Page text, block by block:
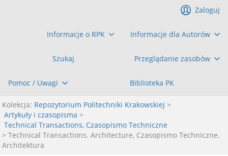
Informacje o RPK Informacje dla Autorów
Szukaj Przeglądanie zasobów
Pomoc / Uwagi Biblioteka PK
Zaloguj
Kolekcja: Repozytorium Politechniki Krakowskiej >
Artykuły i czasopisma >
Technical Transactions, Czasopismo Techniczne
> Technical Transactions. Architecture, Czasopismo Techniczne.
Architektura